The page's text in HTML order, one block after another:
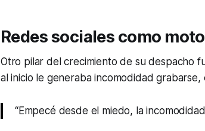
Redes sociales como
Otro pilar del crecimiento de su despacho
al inicio le generaba incomodidad
“Empecé desde el miedo, la